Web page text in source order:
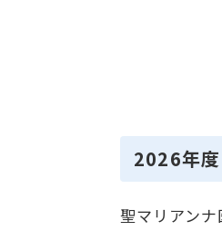
2026年
聖マリアン